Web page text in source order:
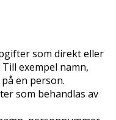
som direkt eller
exempel namn,
en person.
som behandlas av